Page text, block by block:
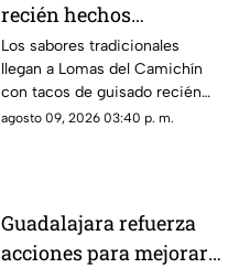
recién hechos
conquistan a vecinos
de Lomas del Camichín
en Tonalá
Los sabores tradicionales
llegan a Lomas del Camichín
con tacos de guisado recién
preparados, una opción ideal
agosto 09, 2026 03:40 p. m.
Guadalajara refuerza
acciones para mejorar